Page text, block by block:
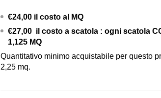
quantity
€24,00 il costo al MQ
€27,00 il costo a scatola : ogni scatola
1,125 MQ
Quantitativo minimo acquistabile per questo
2,25 mq.